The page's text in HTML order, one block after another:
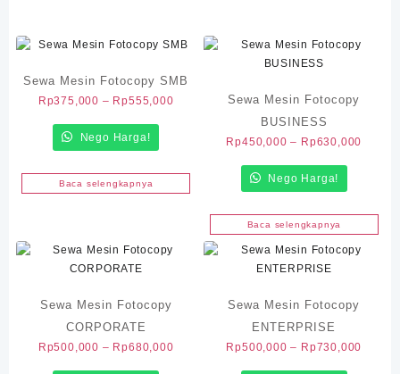
Sewa Mesin Fotocopy SMB
Rp375,000 – Rp555,000Rentang
Rp375,000
Rp555,000
Nego Harga!
Baca selengkapnya
Sewa Mesin Fotocopy
BUSINESS
Rp450,000 – Rp630,000
Nego Harga!
Baca selengkapnya
Sewa Mesin Fotocopy
CORPORATE
Rp500,000 – Rp680,000Rentang
Sewa Mesin Fotocopy
ENTERPRISE
Rp500,000 – Rp730,000